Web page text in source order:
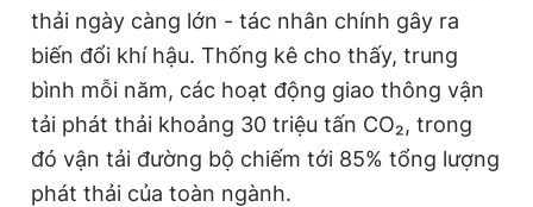
Theo dõi báo trên
Hotline
0906 645 777
Liên hệ quảng cáo
thải ngày càng lớn - tác nhân chính gây ra
biến đổi khí hậu. Thống kê cho thấy, trung
bình mỗi năm, các hoạt động giao thông vận
tải phát thải khoảng 30 triệu tấn CO₂, trong
đó vận tải đường bộ chiếm tới 85% tổng lượng
phát thải của toàn ngành.